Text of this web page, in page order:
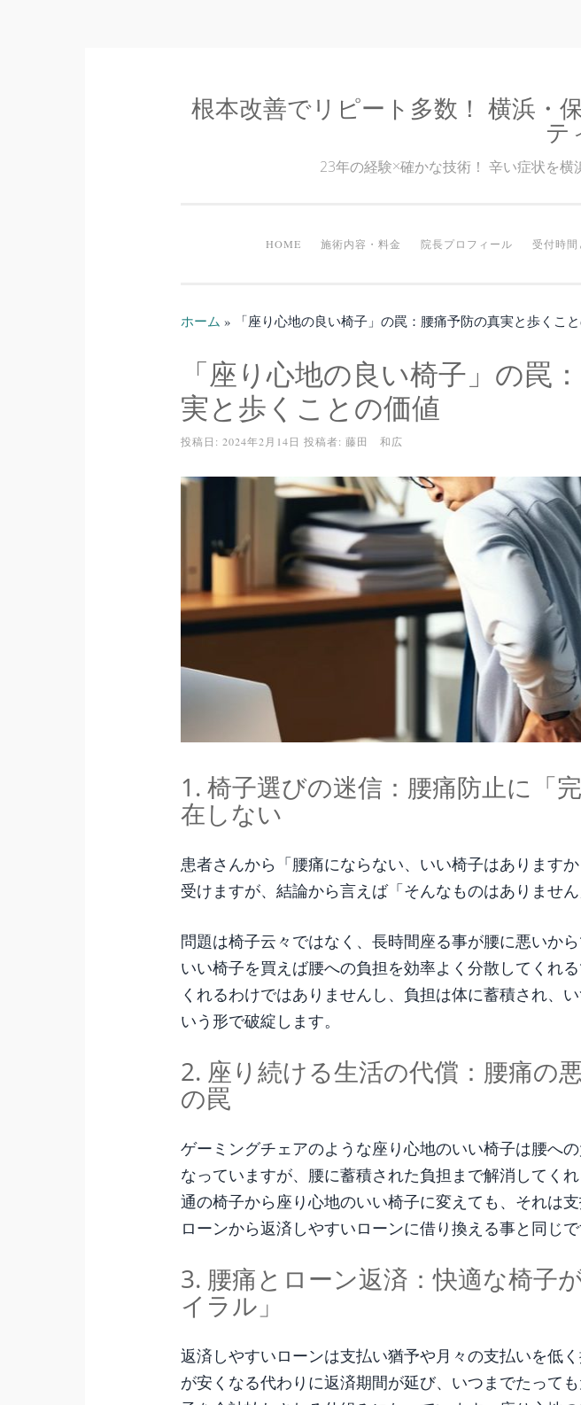
コ
プ
根本改善でリピート多数！ 横浜・
テ
23年の経験×確かな技術！ 辛い症状を
HOME 施術内容・料金 院長プロフィール 受付時間
ホーム » 「座り心地の良い椅子」の罠：腰痛予防の真実と歩くこ
「座り心地の良い椅子」の罠
実と歩くことの価値
投稿日: 2024年2月14日 投稿者: 藤田 和広
1. 椅子選びの迷信：腰痛防止に「
在しない
患者さんから「腰痛にならない、いい椅子はあります
受けますが、結論から言えば「そんなものはありません
問題は椅子云々ではなく、長時間座る事が腰に悪いか
いい椅子を買えば腰への負担を効率よく分散してくれ
くれるわけではありませんし、負担は体に蓄積され、
いう形で破綻します。
2. 座り続ける生活の代償：腰痛の
の罠
ゲーミングチェアのような座り心地のいい椅子は腰へ
なっていますが、腰に蓄積された負担まで解消してく
通の椅子から座り心地のいい椅子に変えても、それは
ローンから返済しやすいローンに借り換える事と同じで
3. 腰痛とローン返済：快適な椅子
イラル」
返済しやすいローンは支払い猶予や月々の支払いを低
が安くなる代わりに返済期間が延び、いつまでたって